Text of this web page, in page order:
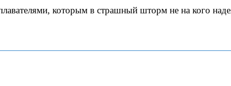
которым в страшный шторм не на кого